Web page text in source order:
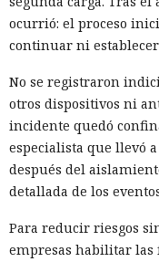
ocurrió: el proceso
continuar ni
No se registraron
otros dispositivos ni
incidente quedó
especialista que llevó
después del
detallada de los
Para reducir riesgos
empresas habilitar las